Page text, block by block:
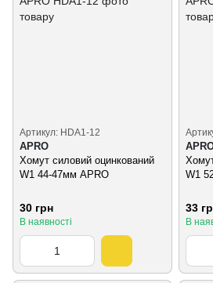
Артикул: HDA1-12
APRO
Хомут силовий оцинкований
W1 44-47мм APRO
30 грн
В наявності
W1
33
В